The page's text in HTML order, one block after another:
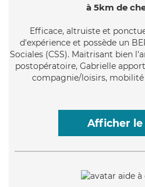
à 5km de
Efficace, altruiste et
d'expérience et possède un
Sociales (CSS). Maitrisant bien
postopératoire, Gabrielle
compagnie/loisirs,
Afficher